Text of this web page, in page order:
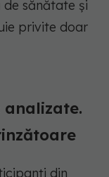
sănătate și
privite doar
analizate.
din